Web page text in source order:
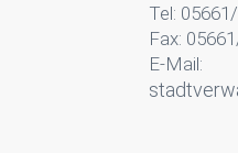
Tel:
Fax:
E-Mail: